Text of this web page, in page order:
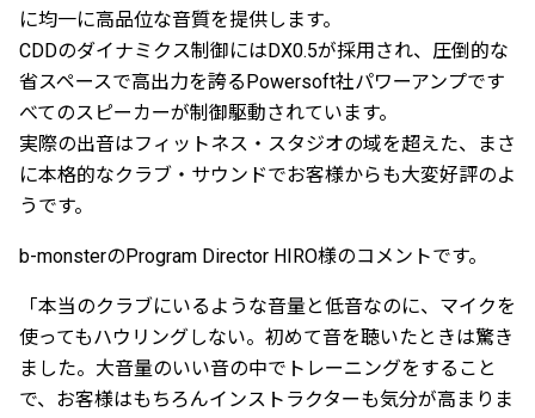
に均一に高品位な音質を提供します。
CDDのダイナミクス制御にはDX0.5が採用され、圧倒的な
省スペースで高出力を誇るPowersoft社パワーアンプです
べてのスピーカーが制御駆動されています。
実際の出音はフィットネス・スタジオの域を超えた、まさ
に本格的なクラブ・サウンドでお客様からも大変好評のよ
うです。
b-monsterのProgram Director HIRO様のコメントです。
「本当のクラブにいるような音量と低音なのに、マイクを
使ってもハウリングしない。初めて音を聴いたときは驚き
ました。大音量のいい音の中でトレーニングをすること
で、お客様はもちろんインストラクターも気分が高まりま